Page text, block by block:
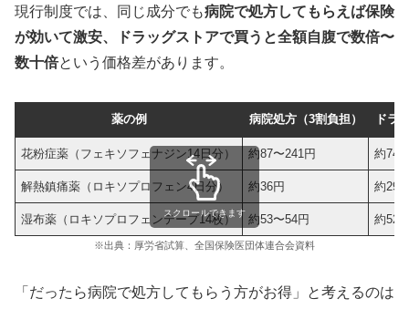
現行制度では、同じ成分でも病院で処方してもらえば保険
が効いて激安、ドラッグストアで買うと全額自腹で数倍〜
数十倍という価格差があります。
薬の例 病院処方（3割負担） ドラ
花粉症薬（フェキソフェナジン14日分） 約87〜241円 約743
解熱鎮痛薬（ロキソプロフェン4日分） 約36円 約299
湿布薬（ロキソプロフェンテープ14枚） 約53〜54円 約525
スクロールできます
※出典：厚労省試算、全国保険医団体連合会資料
「だったら病院で処方してもらう方がお得」と考えるのは